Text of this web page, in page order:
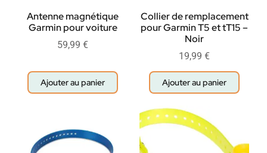
Antenne magnétique
Garmin pour voiture
59,99 €
Ajouter au panier
Collier de remplacement
pour Garmin T5 et tT15 –
Noir
19,99 €
Ajouter au panier